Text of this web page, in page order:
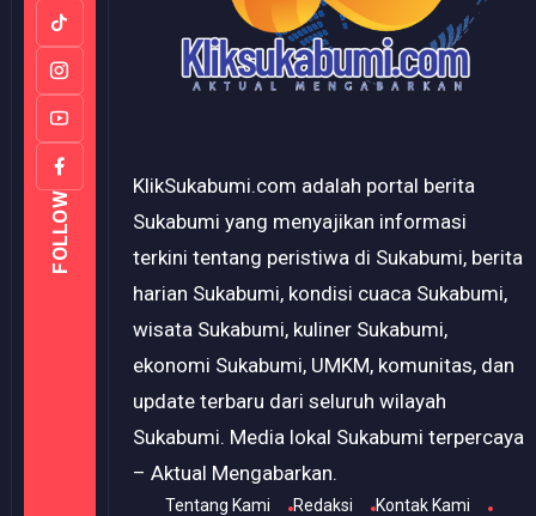
FOLLOW
KlikSukabumi.com adalah portal berita
Sukabumi yang menyajikan informasi
terkini tentang peristiwa di Sukabumi, berita
harian Sukabumi, kondisi cuaca Sukabumi,
wisata Sukabumi, kuliner Sukabumi,
ekonomi Sukabumi, UMKM, komunitas, dan
update terbaru dari seluruh wilayah
Sukabumi. Media lokal Sukabumi terpercaya
– Aktual Mengabarkan.
Tentang Kami Redaksi Kontak Kami